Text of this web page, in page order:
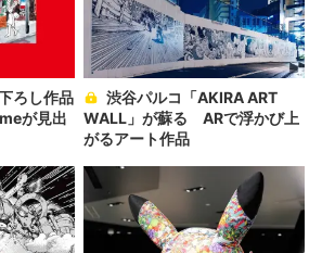
が見出
WALL」が蘇る ARで浮かび上
がるアート作品